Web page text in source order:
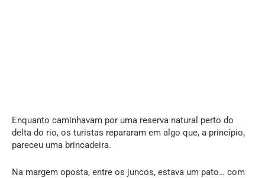
Enquanto caminhavam por uma reserva natural perto do
delta do rio, os turistas repararam em algo que, a princípio,
pareceu uma brincadeira.
Na margem oposta, entre os juncos, estava um pato… com